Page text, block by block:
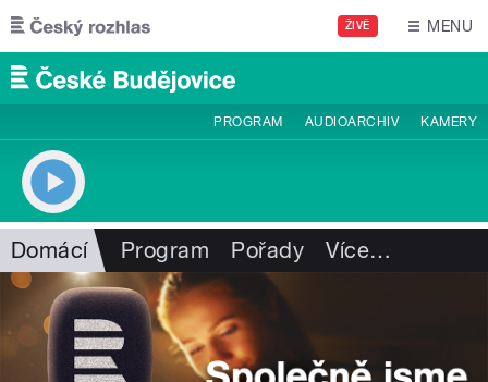
Přejít k hlavnímu obsahu
ŽIVĚ MENU
PROGRAM AUDIOARCHIV KAMERY
Domácí Program Pořady Více…